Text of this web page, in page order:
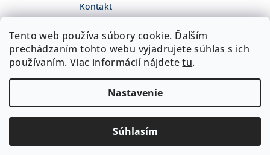
Tento web používa súbory cookie. Ďalším
prechádzaním tohto webu vyjadrujete súhlas s ich
používaním. Viac informácií nájdetetu.
Nastavenie
Súhlasím
Kontakt
+421 918 468 475
fb.com/adamshop.sk
adamshop.sk
Vytvoril Shoptet